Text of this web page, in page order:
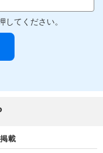
してください。
載